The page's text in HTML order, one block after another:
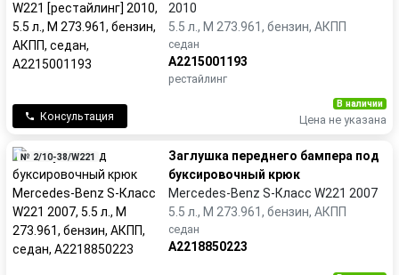
2010
5.5 л., M 273.961, бензин, АКПП
седан
A2215001193
рестайлинг
Консультация
В наличии
Цена не указана
№ 2/10-38/W221
Заглушка переднего бампера под
буксировочный крюк
Mercedes-Benz S-Класс W221 2007
5.5 л., M 273.961, бензин, АКПП
седан
A2218850223